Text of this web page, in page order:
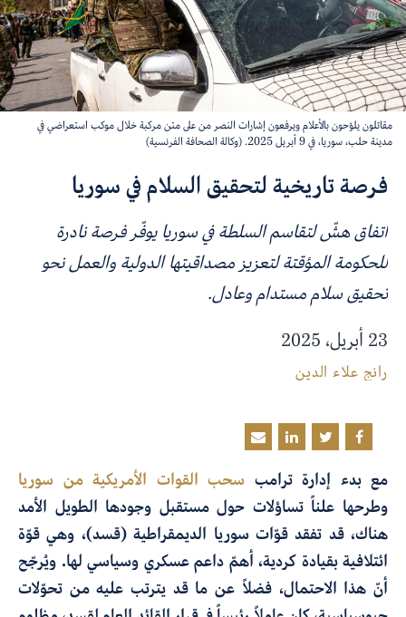
مقاتلون يلوّحون بالأعلام ويرفعون إشارات النصر من على متن مركبة خلال موكب استعراضي في
مدينة حلب، سوريا، في 9 أبريل 2025. (وكالة الصحافة الفرنسية)
فرصة تاريخية لتحقيق السلام في سوريا
اتفاق هشّ لتقاسم السلطة في سوريا يوفّر فرصة نادرة
للحكومة المؤقتة لتعزيز مصداقيتها الدولية والعمل نحو
تحقيق سلام مستدام وعادل.
23 أبريل، 2025
رانج علاء الدين
مع بدء إدارة ترامب سحب القوات الأمريكية من سوريا
وطرحها علناً تساؤلات حول مستقبل وجودها الطويل الأمد
هناك، قد تفقد قوّات سوريا الديمقراطية (قسد)، وهي قوّة
ائتلافية بقيادة كردية، أهمّ داعم عسكري وسياسي لها. ويُرجّح
أنّ هذا الاحتمال، فضلاً عن ما قد يترتب عليه من تحوّلات